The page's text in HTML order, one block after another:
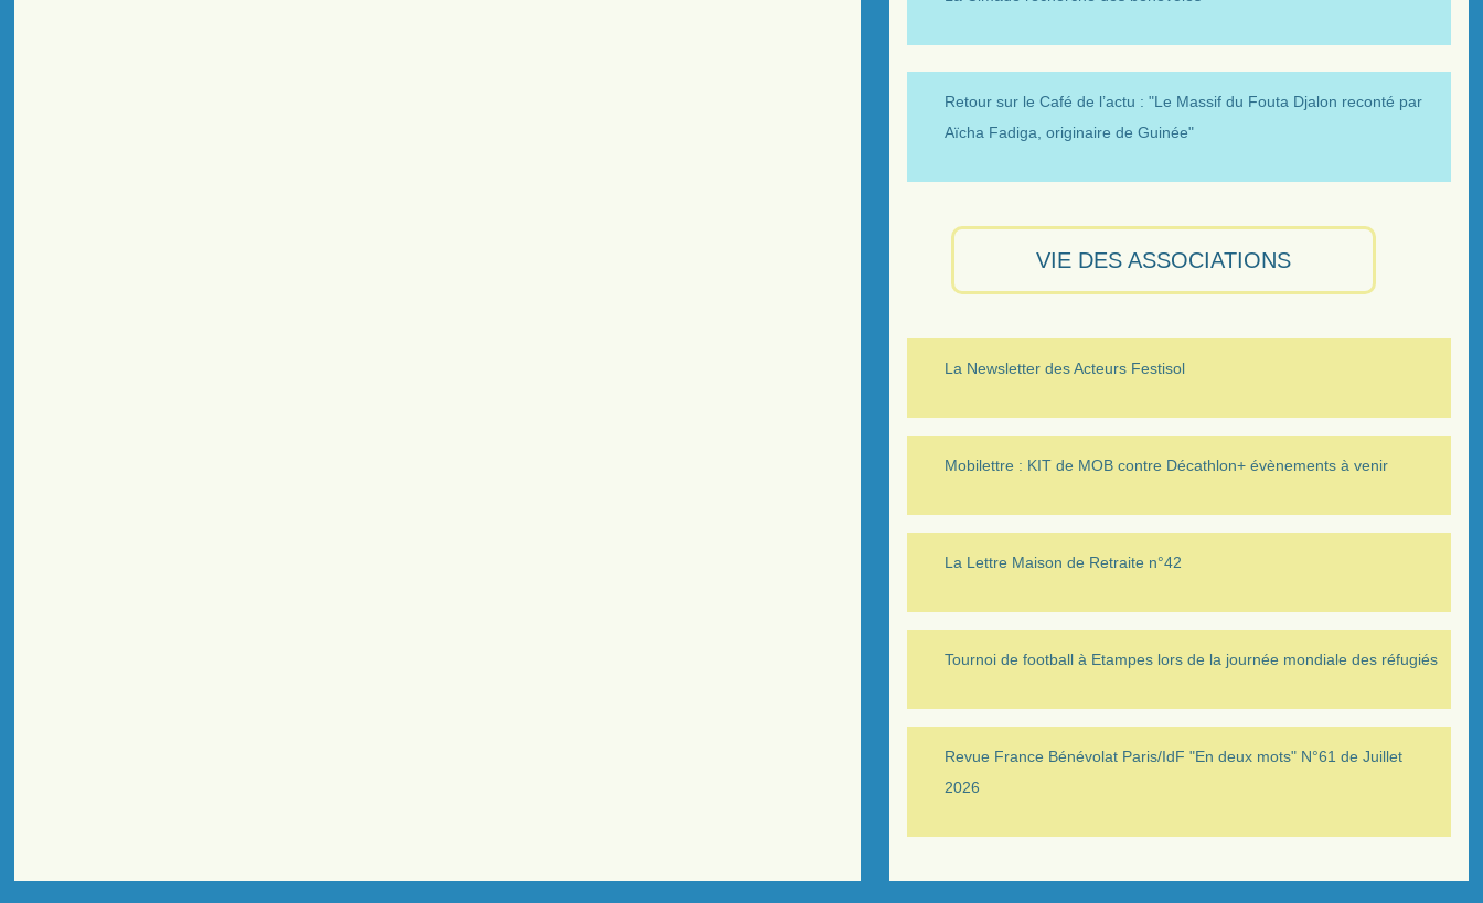
Retour sur le Café de l’actu : "Le Massif du Fouta Djalon reconté par
Aïcha Fadiga, originaire de Guinée"
VIE DES ASSOCIATIONS
La Newsletter des Acteurs Festisol
Mobilettre : KIT de MOB contre Décathlon+ évènements à venir
La Lettre Maison de Retraite n°42
Tournoi de football à Etampes lors de la journée mondiale des réfugiés
Revue France Bénévolat Paris/IdF "En deux mots" N°61 de Juillet
2026